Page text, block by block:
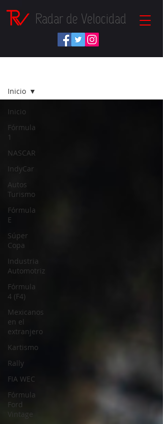
Radar de Velocidad
Inicio
Fórmula
1
NASCAR
IndyCar
Autos
Turismo
Fórmula
E
Súper
Copa
Industria
Automotriz
Fórmula
4 (F4)
Mexicanos
en el
extranjero
Kartismo
Rally
FIA WEC
Fórmula
Ford
Vintage
Inicio